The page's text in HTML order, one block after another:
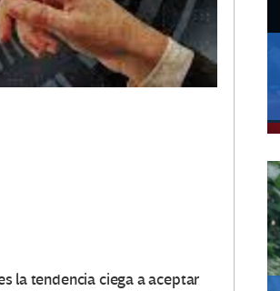
la tendencia ciega a aceptar